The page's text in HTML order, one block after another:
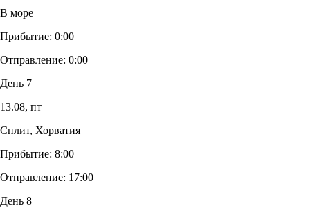
В море
Прибытие: 0:00
Отправление: 0:00
День 7
13.08, пт
Сплит, Хорватия
Прибытие: 8:00
Отправление: 17:00
День 8